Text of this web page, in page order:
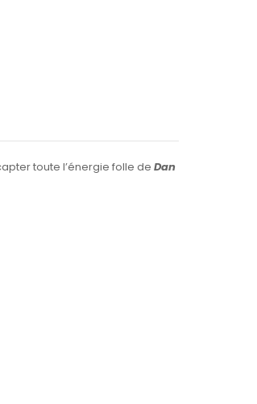
toute l’énergie folle de Dan